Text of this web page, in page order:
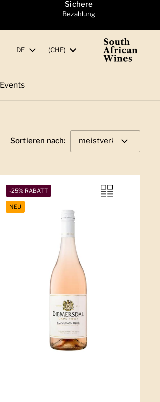
Sichere
Bezahlung
Sprache
DE Land/Region
(CHF)
Events
Sortieren nach:
-25% RABATT
NEU